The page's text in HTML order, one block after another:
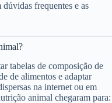
frequentes e as
tabelas de composição de
de alimentos e adaptar
na internet ou em
animal chegaram para: